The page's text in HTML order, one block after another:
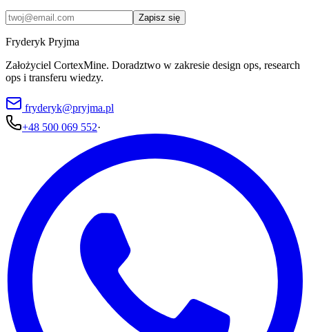
Zapisz się
Fryderyk Pryjma
Założyciel CortexMine. Doradztwo w zakresie design ops, research
ops i transferu wiedzy.
fryderyk@pryjma.pl
+48 500 069 552·